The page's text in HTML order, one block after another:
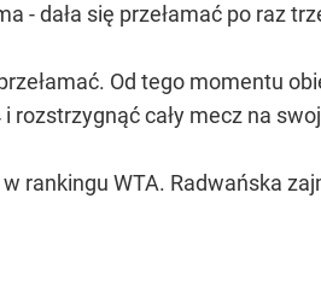
- dała się przełamać po raz
Od tego momentu
rozstrzygnąć cały mecz na
rankingu WTA. Radwańska